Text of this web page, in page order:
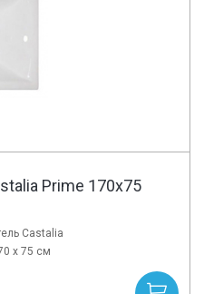
Prime 170x75
Castalia
x 75 см